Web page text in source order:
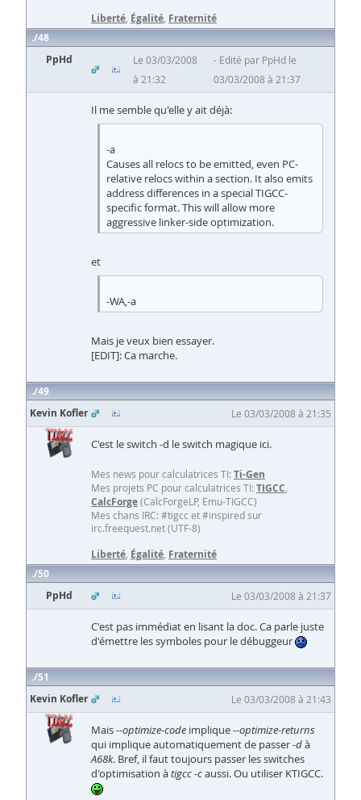
Liberté, Égalité, Fraternité
48
PpHd
Le 03/03/2008
à 21:32
Edité par PpHd le
03/03/2008 à 21:37
Il me semble qu'elle y ait déjà:
-a
Causes all relocs to be emitted, even PC-
relative relocs within a section. It also emits
address differences in a special TIGCC-
specific format. This will allow more
aggressive linker-side optimization.
et
-WA,-a
Mais je veux bien essayer.
[EDIT]: Ca marche.
49
Kevin Kofler
Le 03/03/2008 à 21:35
C'est le switch -d le switch magique ici.
Mes news pour calculatrices TI: Ti-Gen
Mes projets PC pour calculatrices TI: TIGCC,
CalcForge(CalcForgeLP, Emu-TIGCC)
Mes chans IRC: #tigcc et #inspired sur
irc.freequest.net (UTF-8)
Liberté, Égalité, Fraternité
50
PpHd
Le 03/03/2008 à 21:37
C'est pas immédiat en lisant la doc. Ca parle juste
d'émettre les symboles pour le débuggeur
51
Kevin Kofler
Le 03/03/2008 à 21:43
Mais--optimize-code implique--optimize-returns
qui implique automatiquement de passer-dà
A68k. Bref, il faut toujours passer les switches
d'optimisation àtigcc -caussi. Ou utiliser KTIGCC.